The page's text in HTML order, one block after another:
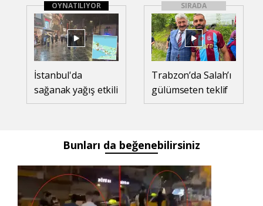
OYNATILIYOR
İstanbul'da
sağanak yağış etkili
oldu
SIRADA
Trabzon’da Salah’ı
gülümseten teklif
Bunları da beğenebilirsiniz